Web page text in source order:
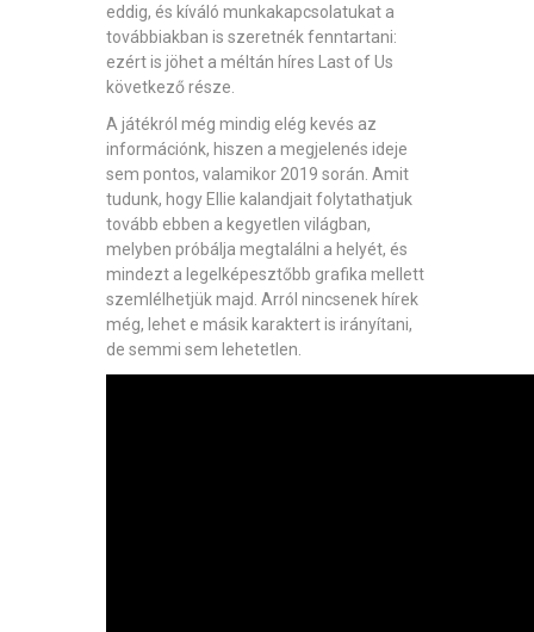
eddig, és kíváló munkakapcsolatukat a
továbbiakban is szeretnék fenntartani:
ezért is jöhet a méltán híres Last of Us
következő része.
A játékról még mindig elég kevés az
információnk, hiszen a megjelenés ideje
sem pontos, valamikor 2019 során. Amit
tudunk, hogy Ellie kalandjait folytathatjuk
tovább ebben a kegyetlen világban,
melyben próbálja megtalálni a helyét, és
mindezt a legelképesztőbb grafika mellett
szemlélhetjük majd. Arról nincsenek hírek
még, lehet e másik karaktert is irányítani,
de semmi sem lehetetlen.